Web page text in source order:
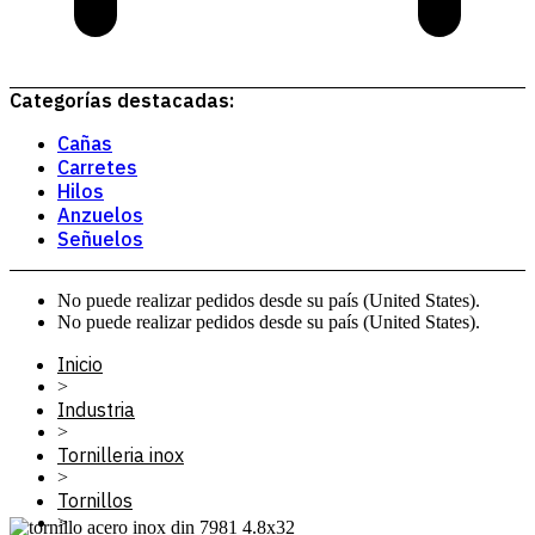
Categorías destacadas:
Cañas
Carretes
Hilos
Anzuelos
Señuelos
No puede realizar pedidos desde su país (United States).
No puede realizar pedidos desde su país (United States).
Inicio
>
Industria
>
Tornilleria inox
>
Tornillos
>